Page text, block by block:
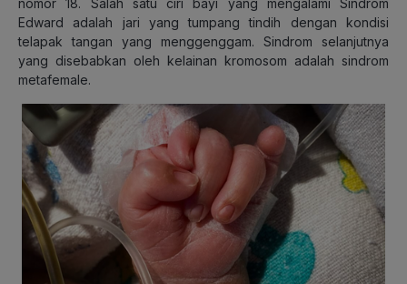
Edward adalah jari yang tumpang tindih dengan kondisi
telapak tangan yang menggenggam. Sindrom selanjutnya
yang disebabkan oleh kelainan kromosom adalah sindrom
metafemale.